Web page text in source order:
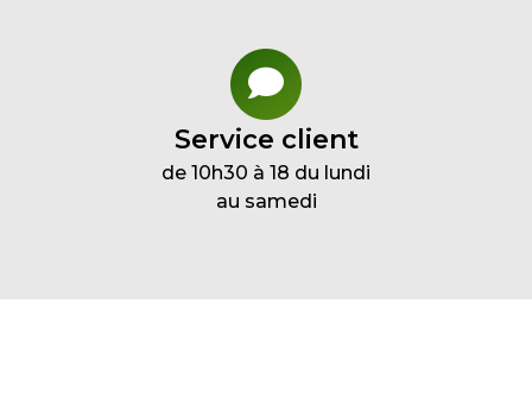
Service client
de 10h30 à 18 du lundi
au samedi